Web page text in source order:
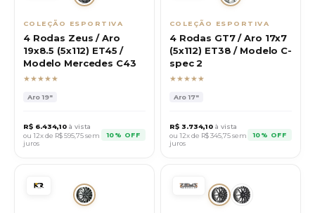
COLEÇÃO ESPORTIVA
4 Rodas Zeus / Aro
19x8.5 (5x112) ET45 /
Modelo Mercedes C43
★★★★★
Aro19"
R$ 6.434,10 à vista
ou 12x de R$595,75sem
juros
10% OFF
COLEÇÃO ESPORTIVA
4 Rodas GT7 / Aro 17x7
(5x112) ET38 / Modelo C-
spec 2
★★★★★
Aro17"
R$ 3.734,10 à vista
ou 12x de R$345,75sem
juros
10% OFF